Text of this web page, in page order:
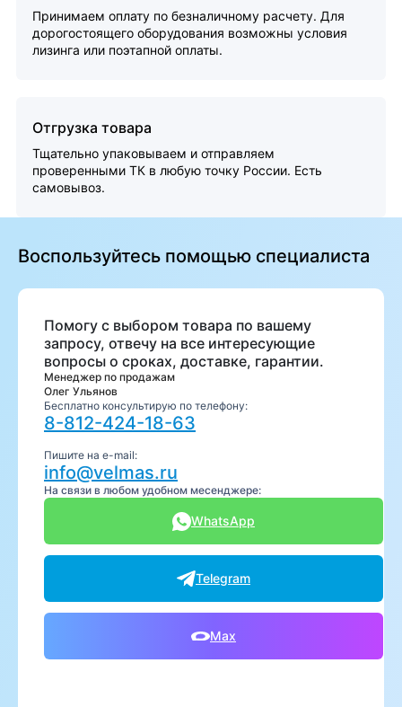
Принимаем оплату по безналичному расчету. Для
дорогостоящего оборудования возможны условия
лизинга или поэтапной оплаты.
Отгрузка товара
Тщательно упаковываем и отправляем
проверенными ТК в любую точку России. Есть
самовывоз.
Воспользуйтесь помощью специалиста
Помогу с выбором товара по вашему
запросу, отвечу на все интересующие
вопросы о сроках, доставке, гарантии.
Менеджер по продажам
Олег Ульянов
Бесплатно консультирую по телефону:
8-812-424-18-63
Пишите на e-mail:
info@velmas.ru
На связи в любом удобном месенджере:
WhatsApp
Telegram
Max